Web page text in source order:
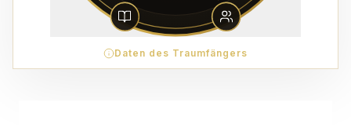
Daten des Traumfängers